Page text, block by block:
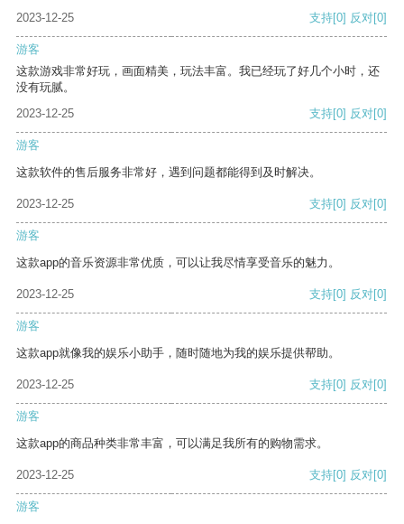
2023-12-25
支持[0] 反对[0]
游客
这款游戏非常好玩，画面精美，玩法丰富。我已经玩了好几个小时，还
没有玩腻。
2023-12-25
支持[0] 反对[0]
游客
这款软件的售后服务非常好，遇到问题都能得到及时解决。
2023-12-25 支持[0] 反对[0]
游客
这款app的音乐资源非常优质，可以让我尽情享受音乐的魅力。
2023-12-25 支持[0] 反对[0]
游客
这款app就像我的娱乐小助手，随时随地为我的娱乐提供帮助。
2023-12-25 支持[0] 反对[0]
游客
这款app的商品种类非常丰富，可以满足我所有的购物需求。
2023-12-25 支持[0] 反对[0]
游客